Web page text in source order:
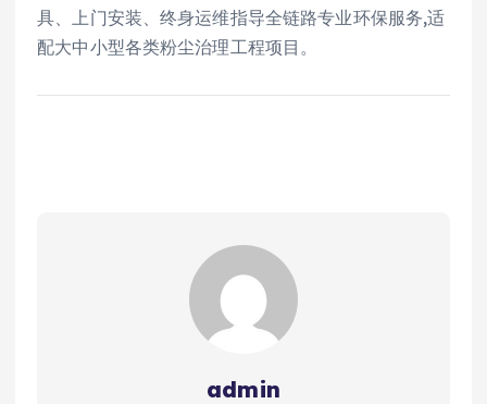
具、上门安装、终身运维指导全链路专业环保服务,适
配大中小型各类粉尘治理工程项目。
admin